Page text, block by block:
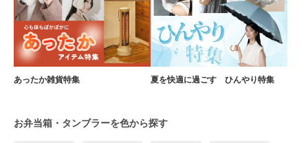
あったか雑貨特集 夏を快適に過ごす ひんやり特集
お弁当箱・タンブラーを色から探す